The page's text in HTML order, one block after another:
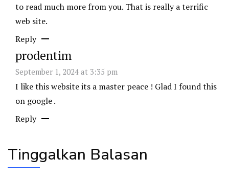
to read much more from you. That is really a terrific
web site.
Reply
prodentim
September 1, 2024 at 3:35 pm
I like this website its a master peace ! Glad I found this
on google .
Reply
Tinggalkan Balasan